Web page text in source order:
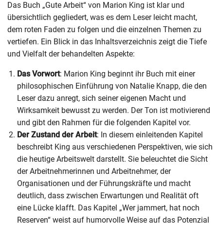
Das Buch „Gute Arbeit“ von Marion King ist klar und
übersichtlich gegliedert, was es dem Leser leicht macht,
dem roten Faden zu folgen und die einzelnen Themen zu
vertiefen. Ein Blick in das Inhaltsverzeichnis zeigt die Tiefe
und Vielfalt der behandelten Aspekte:
Das Vorwort: Marion King beginnt ihr Buch mit einer
philosophischen Einführung von Natalie Knapp, die den
Leser dazu anregt, sich seiner eigenen Macht und
Wirksamkeit bewusst zu werden. Der Ton ist motivierend
und gibt den Rahmen für die folgenden Kapitel vor.
Der Zustand der Arbeit: In diesem einleitenden Kapitel
beschreibt King aus verschiedenen Perspektiven, wie sich
die heutige Arbeitswelt darstellt. Sie beleuchtet die Sicht
der Arbeitnehmerinnen und Arbeitnehmer, der
Organisationen und der Führungskräfte und macht
deutlich, dass zwischen Erwartungen und Realität oft
eine Lücke klafft. Das Kapitel „Wer jammert, hat noch
Reserven“ weist auf humorvolle Weise auf das Potenzial